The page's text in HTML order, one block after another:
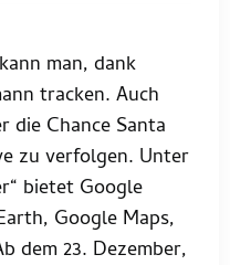
man, dank
tracken. Auch
die Chance Santa
zu verfolgen. Unter
bietet Google
Google Maps,
dem 23. Dezember,